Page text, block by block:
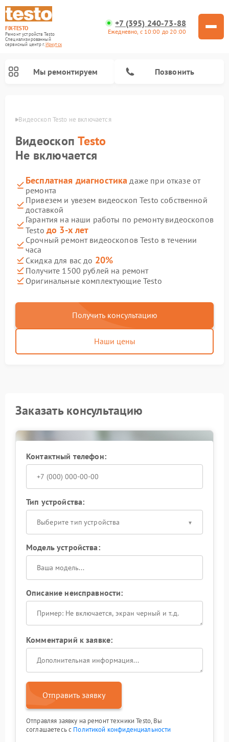
FIX-TESTO
Ремонт устройств Testo
Специализированный
cервисный центр г.Иркутск
+7 (395) 240-73-88
Ежедневно, с 10:00 до 20:00
Мы ремонтируем Позвонить
Видеоскоп Testo не включается
ВидеоскопTesto
Не включается
Бесплатная диагностика даже при отказе от
ремонта
Привезем и увезем видеоскоп Testo собственной
доставкой
Гарантия на наши работы по ремонту видеоскопов
Testo до 3-х лет
Срочный ремонт видеоскопов Testo в течении
часа
Скидка для вас до 20%
Получите 1500 рублей на ремонт
Оригинальные комплектующие Testo
Получить консультацию
Наши цены
Заказать консультацию
Контактный телефон:
Тип устройства:
Выберите тип устройства
Модель устройства:
Описание неисправности:
Комментарий к заявке:
Отправить заявку
Отправляя заявку на ремонт техники Testo, Вы
соглашаетесь с Политикой конфиденциальности